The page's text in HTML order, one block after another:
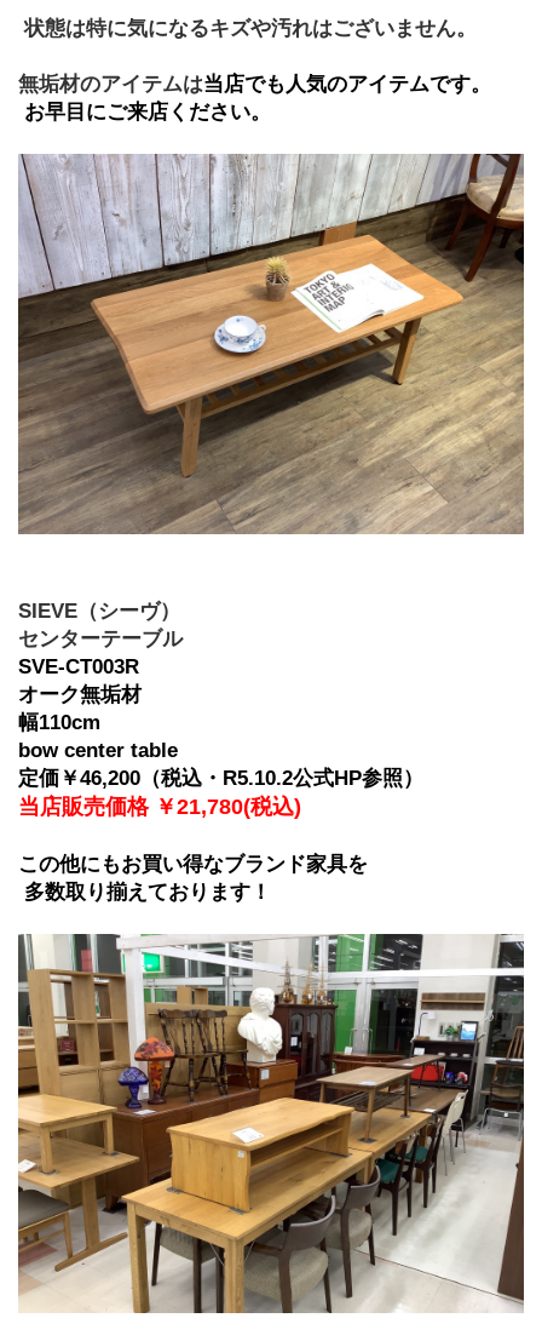
状態は特に気になるキズや汚れはございません。
無垢材のアイテムは当店でも人気のアイテムです。
お早目にご来店ください。
SIEVE（シーヴ）
センターテーブル
SVE-CT003R
オーク無垢材
幅110cm
bow center table
定価￥46,200（税込・R5.10.2公式HP参照）
当店販売価格 ￥21,780(税込)
﻿この他にもお買い得なブランド家具を
多数取り揃えております！